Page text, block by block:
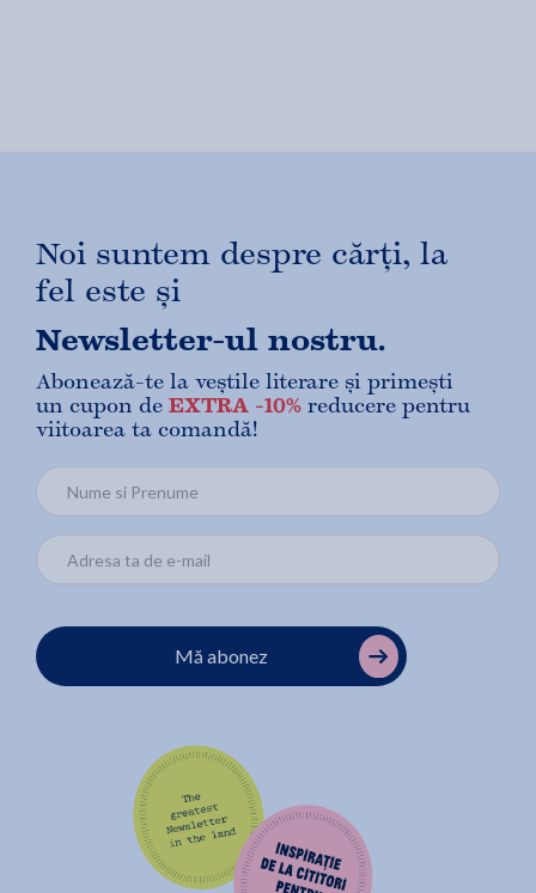
Noi suntem despre cărți, la
fel este și
Newsletter-ul nostru.
Abonează-te la veștile literare și primești
un cupon de EXTRA -10% reducere pentru
viitoarea ta comandă!
Mă abonez